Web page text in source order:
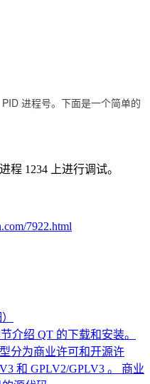
进程号。下面是一个简单的
程 1234 上进行调试。
7922.html
介绍 QT 的下载和安装。
分为商业许可和开源许
和 GPLV2/GPLV3 。 商业